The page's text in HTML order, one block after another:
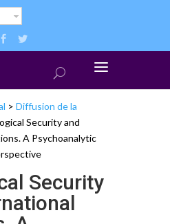
> Diffusion de la
Security and
A Psychoanalytic
Security